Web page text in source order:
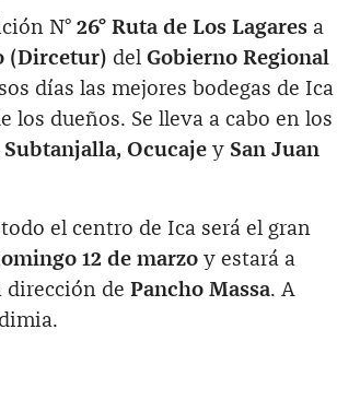
N° 26° Ruta de Los Lagares a
(Dircetur) del Gobierno Regional
días las mejores bodegas de Ica
los dueños. Se lleva a cabo en los
Subtanjalla, Ocucaje y San Juan
el centro de Ica será el gran
12 de marzo y estará a
dirección de Pancho Massa. A